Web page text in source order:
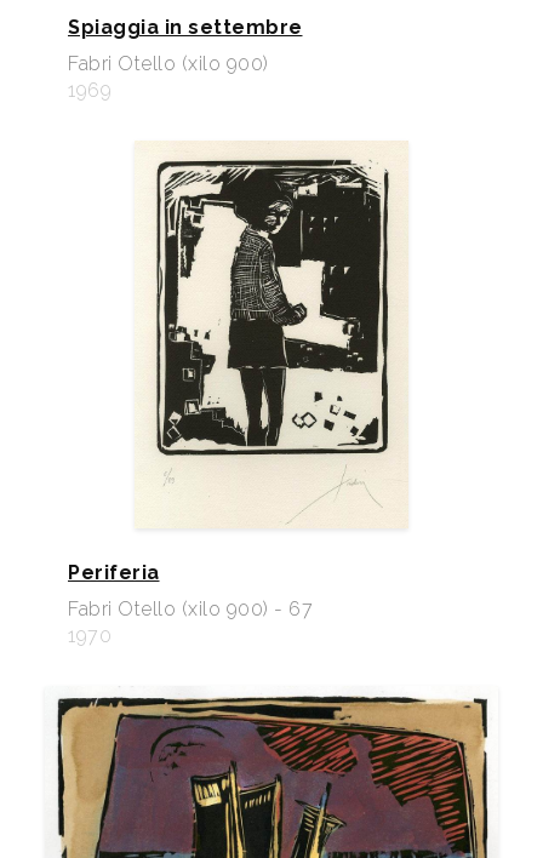
Spiaggia in settembre
Fabri Otello (xilo 900)
1969
Periferia
Fabri Otello (xilo 900) - 67
1970